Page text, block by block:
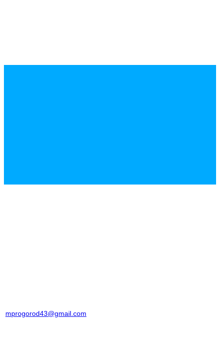
mprogorod43@gmail.com